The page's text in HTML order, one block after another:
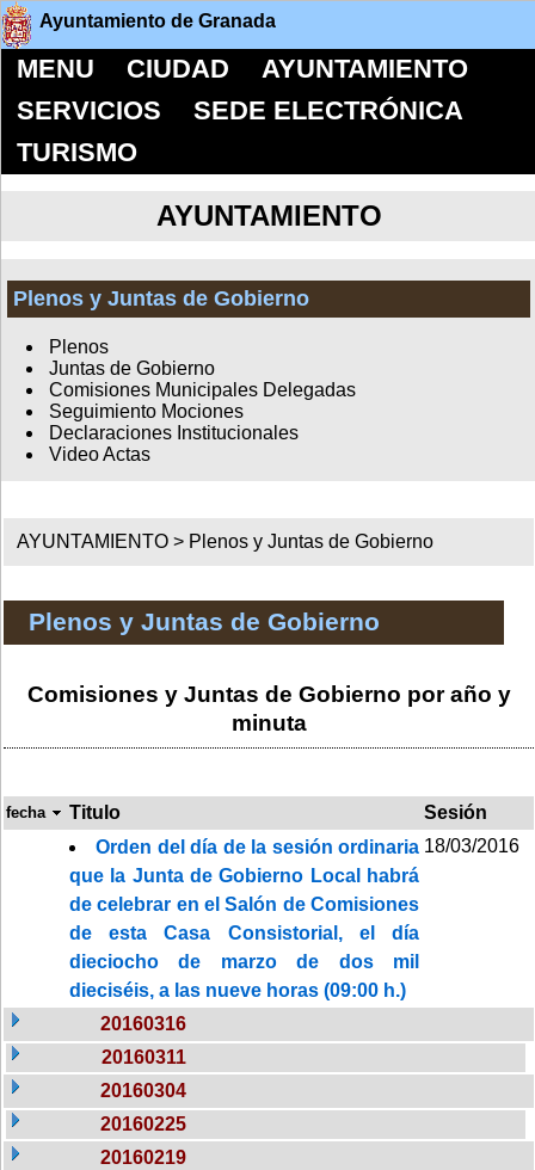
Ayuntamiento de Granada
MENU CIUDAD
AYUNTAMIENTO
SERVICIOS
SEDE ELECTRÓNICA
TURISMO
AYUNTAMIENTO
Plenos y Juntas de Gobierno
Plenos
Juntas de Gobierno
Comisiones Municipales Delegadas
Seguimiento Mociones
Declaraciones Institucionales
Video Actas
AYUNTAMIENTO > Plenos y Juntas de Gobierno
Plenos y Juntas de Gobierno
Comisiones y Juntas de Gobierno por año y
minuta
fecha Titulo
Sesión
Orden del día de la sesión ordinaria
que la Junta de Gobierno Local habrá
de celebrar en el Salón de Comisiones
de esta Casa Consistorial, el día
dieciocho de marzo de dos mil
dieciséis, a las nueve horas (09:00 h.)
18/03/2016
20160316
20160311
20160304
20160225
20160219